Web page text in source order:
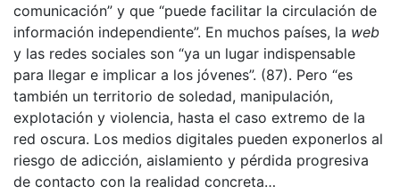
comunicación” y que “puede facilitar la circulación de
información independiente”. En muchos países, la web
y las redes sociales son “ya un lugar indispensable
para llegar e implicar a los jóvenes”. (87). Pero “es
también un territorio de soledad, manipulación,
explotación y violencia, hasta el caso extremo de la
red oscura. Los medios digitales pueden exponerlos al
riesgo de adicción, aislamiento y pérdida progresiva
de contacto con la realidad concreta…